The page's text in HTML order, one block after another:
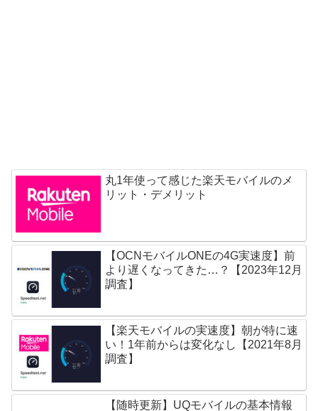
丸1年使って感じた楽天モバイルのメ
リット・デメリット
【OCNモバイルONEの4G実速度】前
より遅くなってきた…？【2023年12月
調査】
【楽天モバイルの実速度】朝が特に速
い！1年前からは変化なし【2021年8月
調査】
【随時更新】UQモバイルの基本情報